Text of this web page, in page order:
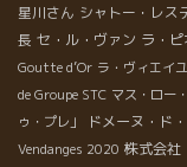
星川さん シャトー・レス
長 セ・ル・ヴァン ラ・
Goutte d’Or ラ・ヴィエイ
de Groupe STC マス・ロー
ゥ・プレ」
ドメーヌ・ド
Vendanges 2020 株式会